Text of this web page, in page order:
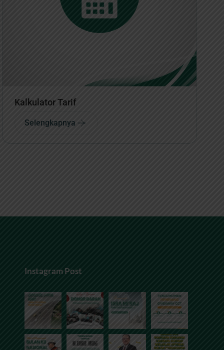
Kalkulator Tarif
Selengkapnya
Instagram Post